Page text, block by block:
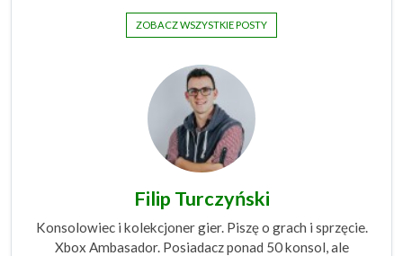
ZOBACZ WSZYSTKIE POSTY
Filip Turczyński
Konsolowiec i kolekcjoner gier. Piszę o grach i sprzęcie.
Xbox Ambasador. Posiadacz ponad 50 konsol, ale